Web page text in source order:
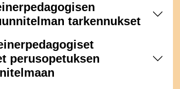
tarkennukset
perusopetuksen